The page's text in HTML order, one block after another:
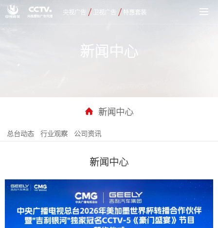
央视广告 / 卫视广告 / 特惠套装
新闻中心
新闻中心
总台动态 行业观察 公司资讯
新闻中心